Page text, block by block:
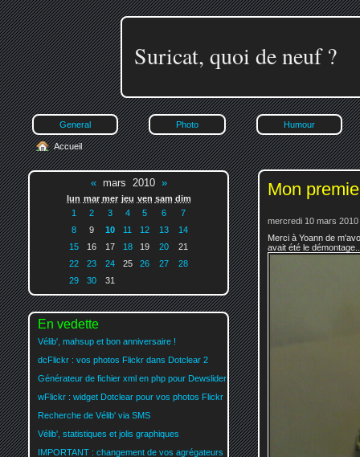
Suricat, quoi de neuf ?
General Photo Humour
Mon
mercredi 10 mars 2010
Merci à Yoann de
avait été le
Accueil
«mars 2010 »
lun mar mer jeu ven sam dim
1
2 3 4 5 6
7
8
9 10 11 12 13
14
15
16 17 18 19 20
21
22
23 24 25 26 27
28
29
30 31
En vedette
Vélib', mahsup et bon anniversaire !
dcFlickr : vos photos Flickr dans Dotclear 2
Générateur de fichier xml en php pour Dewslider
wFlickr : widget Dotclear pour vos photos Flickr
Recherche de Vélib' via SMS
Vélib', statistiques et jolis graphiques
IMPORTANT : changement de vos agrégateurs